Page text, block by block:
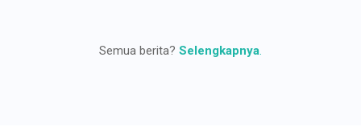
Semua berita? Selengkapnya.